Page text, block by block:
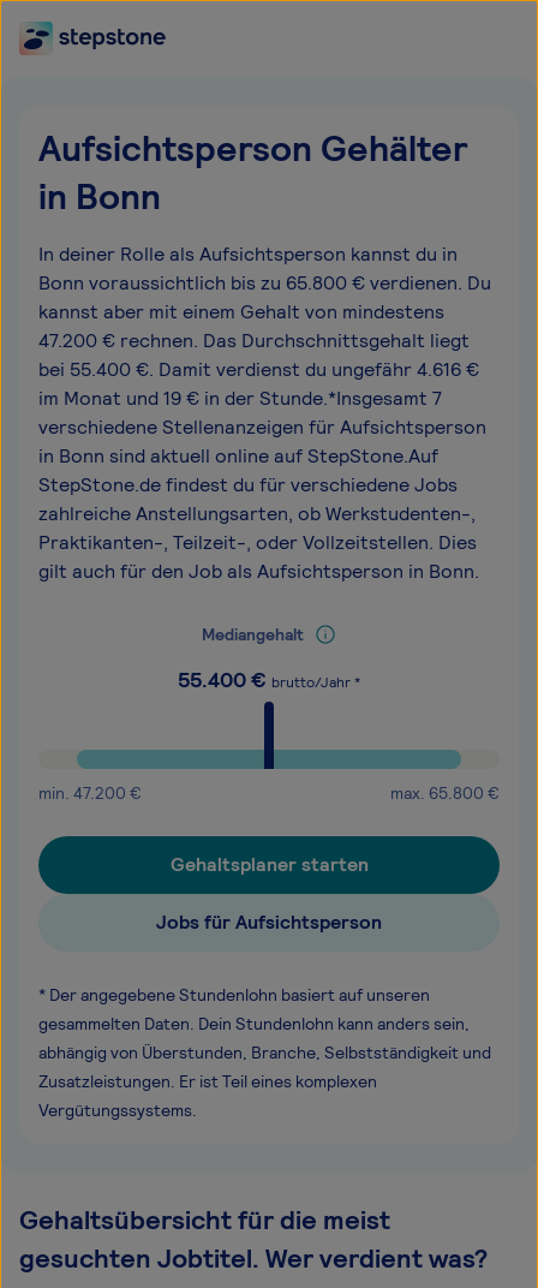
Aufsichtsperson Gehälter
in Bonn
In deiner Rolle als Aufsichtsperson kannst du in
Bonn voraussichtlich bis zu 65.800 € verdienen. Du
kannst aber mit einem Gehalt von mindestens
47.200 € rechnen. Das Durchschnittsgehalt liegt
bei 55.400 €. Damit verdienst du ungefähr 4.616 €
im Monat und 19 € in der Stunde.*Insgesamt 7
verschiedene Stellenanzeigen für Aufsichtsperson
in Bonn sind aktuell online auf StepStone.Auf
StepStone.de findest du für verschiedene Jobs
zahlreiche Anstellungsarten, ob Werkstudenten-,
Praktikanten-, Teilzeit-, oder Vollzeitstellen. Dies
gilt auch für den Job als Aufsichtsperson in Bonn.
Mediangehalt
55.400€ brutto/Jahr *
min. 47.200 € max. 65.800 €
Gehaltsplaner starten
Jobs für Aufsichtsperson
* Der angegebene Stundenlohn basiert auf unseren
gesammelten Daten. Dein Stundenlohn kann anders sein,
abhängig von Überstunden, Branche, Selbstständigkeit und
Zusatzleistungen. Er ist Teil eines komplexen
Vergütungssystems.
Gehaltsübersicht für die meist
gesuchten Jobtitel. Wer verdient was?